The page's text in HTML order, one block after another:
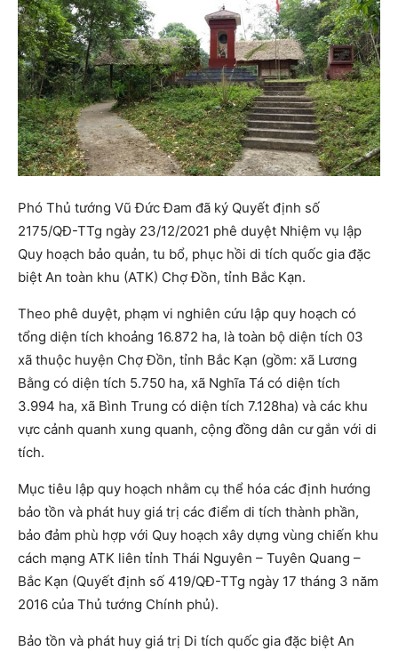
Phó Thủ tướng Vũ Đức Đam đã ký Quyết định số
2175/QĐ-TTg ngày 23/12/2021 phê duyệt Nhiệm vụ lập
Quy hoạch bảo quản, tu bổ, phục hồi di tích quốc gia đặc
biệt An toàn khu (ATK) Chợ Đồn, tỉnh Bắc Kạn.
Theo phê duyệt, phạm vi nghiên cứu lập quy hoạch có
tổng diện tích khoảng 16.872 ha, là toàn bộ diện tích 03
xã thuộc huyện Chợ Đồn, tỉnh Bắc Kạn (gồm: xã Lương
Bằng có diện tích 5.750 ha, xã Nghĩa Tá có diện tích
3.994 ha, xã Bình Trung có diện tích 7.128ha) và các khu
vực cảnh quanh xung quanh, cộng đồng dân cư gắn với di
tích.
Mục tiêu lập quy hoạch nhằm cụ thể hóa các định hướng
bảo tồn và phát huy giá trị các điểm di tích thành phần,
bảo đảm phù hợp với Quy hoạch xây dựng vùng chiến khu
cách mạng ATK liên tỉnh Thái Nguyên – Tuyên Quang –
Bắc Kạn (Quyết định số 419/QĐ-TTg ngày 17 tháng 3 năm
2016 của Thủ tướng Chính phủ).
Bảo tồn và phát huy giá trị Di tích quốc gia đặc biệt An